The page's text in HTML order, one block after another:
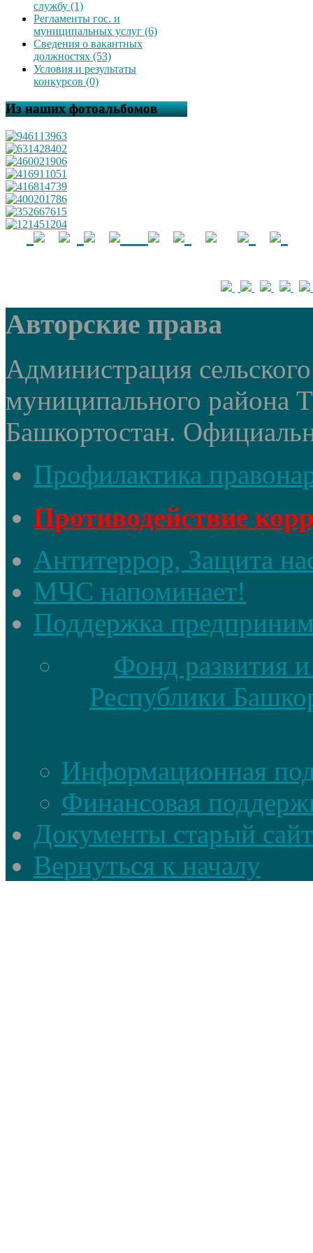
службу (1)
Регламенты гос. и
муниципальных услуг (6)
Сведения о вакантных
должностях (53)
Условия и результаты
конкурсов (0)
Из наших фотоальбомов
Авторские права
Администрация
муниципального района
Башкортостан.
Профилактика
Противодействие
Антитеррор, Защита
МЧС напоминает!
Поддержка
Фонд развития
Республики
Информационная
Финансовая
Документы старый сайт
Вернуться к началу